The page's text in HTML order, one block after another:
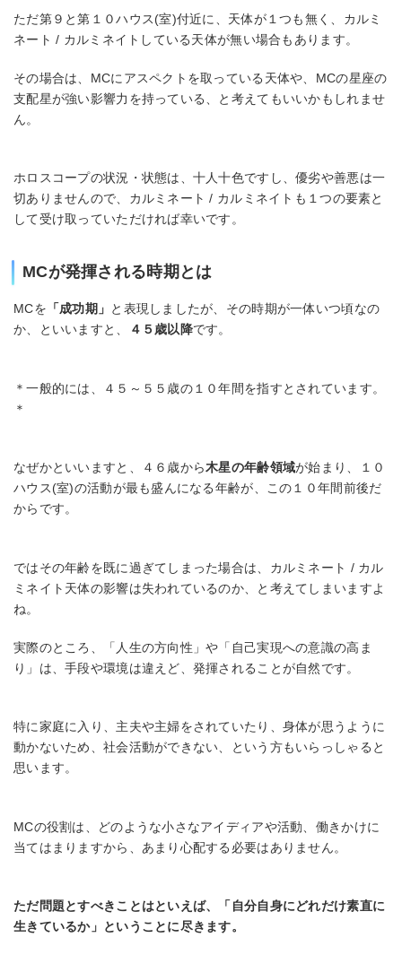
ただ第９と第１０ハウス(室)付近に、天体が１つも無く、カルミ
ネート / カルミネイトしている天体が無い場合もあります。
その場合は、MCにアスペクトを取っている天体や、MCの星座の
支配星が強い影響力を持っている、と考えてもいいかもしれませ
ん。
ホロスコープの状況・状態は、十人十色ですし、優劣や善悪は一
切ありませんので、カルミネート / カルミネイトも１つの要素と
して受け取っていただければ幸いです。
MCが発揮される時期とは
MCを 「成功期」 と表現しましたが、その時期が一体いつ頃なの
か、といいますと、
４５歳以降です。
＊一般的には、４５～５５歳の１０年間を指すとされています。
＊
なぜかといいますと、４６歳から木星の年齢領域が始まり、１０
ハウス(室)の活動が最も盛んになる年齢が、この１０年間前後だ
からです。
ではその年齢を既に過ぎてしまった場合は、カルミネート / カル
ミネイト天体の影響は失われているのか、と考えてしまいますよ
ね。
実際のところ、「人生の方向性」や「自己実現への意識の高ま
り」は、手段や環境は違えど、発揮されることが自然です。
特に家庭に入り、主夫や主婦をされていたり、身体が思うように
動かないため、社会活動ができない、という方もいらっしゃると
思います。
MCの役割は、どのような小さなアイディアや活動、働きかけに
当てはまりますから、あまり心配する必要はありません。
ただ問題とすべきことはといえば、「自分自身にどれだけ素直に
生きているか」ということに尽きます。